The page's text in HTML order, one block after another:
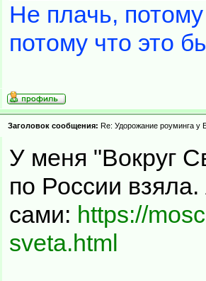
Не плачь,
потому что это
Заголовок сообщения: Re: Удорожание роуминга у
У меня "Вокруг
по России
сами: https://
sveta.html